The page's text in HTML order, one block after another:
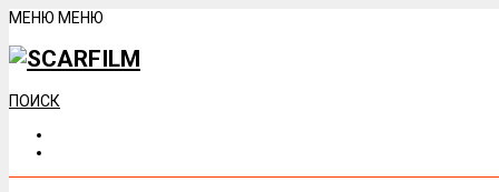
МЕНЮ МЕНЮ
ПОИСК